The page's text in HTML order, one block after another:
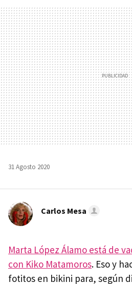
31 Agosto 2020
Carlos Mesa
Marta López Álamo está de
con Kiko Matamoros. Eso y
fotitos en bikini para, según